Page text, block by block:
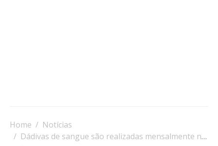
Home
Notícias
Dádivas de sangue são realizadas mensalmente no concelho de Montemor-o-Novo